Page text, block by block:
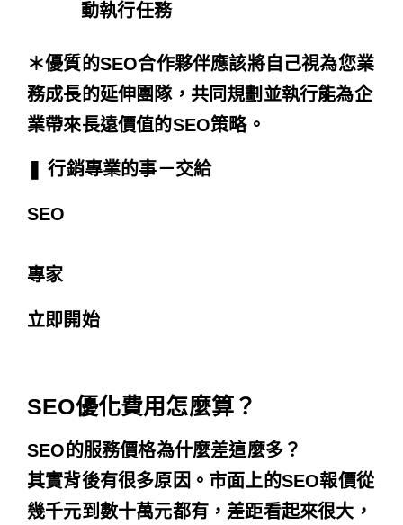
動執行任務
＊優質的SEO合作夥伴應該將自己視為您業
務成長的延伸團隊，共同規劃並執行能為企
業帶來長遠價值的SEO策略。
❚ 行銷專業的事－交給
SEO
專家
立即開始
SEO優化費用怎麼算？
SEO的服務價格為什麼差這麼多？
其實背後有很多原因。市面上的SEO報價從
幾千元到數十萬元都有，差距看起來很大，